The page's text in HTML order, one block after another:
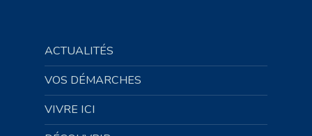
ACTUALITÉS
VOS DÉMARCHES
VIVRE ICI